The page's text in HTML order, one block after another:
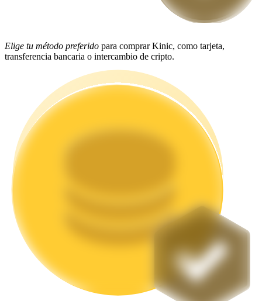
Alta rentabilidad y acceso instantáneo
Elige tu método preferido para comprar Kinic, como tarjeta,
transferencia bancaria o intercambio de cripto.